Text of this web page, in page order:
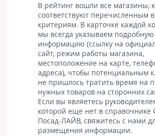
В рейтинг вошли все магазины,
соответствуют перечисленным
критериям. В карточке каждой
мы всегда указываем подробную
информацию (ссылку на
сайт, режим работы магазина,
местоположение на карте,
адреса), чтобы потенциальным
не пришлось тратить время на
нужных товаров на сторонних
Если вы являетесь
которой еще нет в справочнике
Посад-ЛАЙВ, свяжитесь с нами
размещения информации.